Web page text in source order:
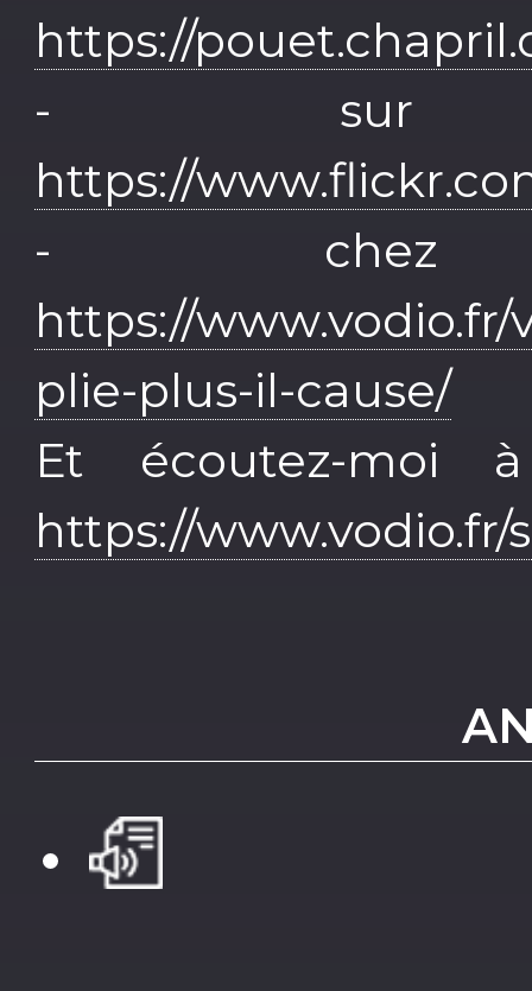
https://
- sur
https://
-
https://
plie-plus-il-cause/
Et écoutez-moi
https://